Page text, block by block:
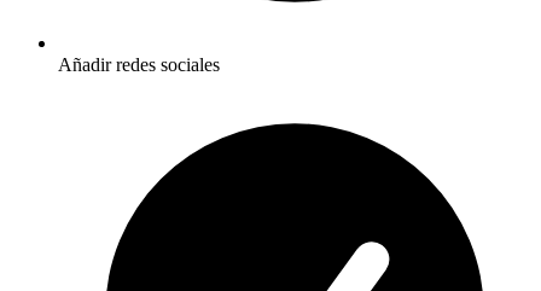
Añadir redes sociales